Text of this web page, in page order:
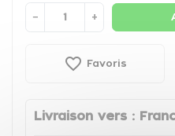
− +
favorite_border Favoris
Livraison vers :